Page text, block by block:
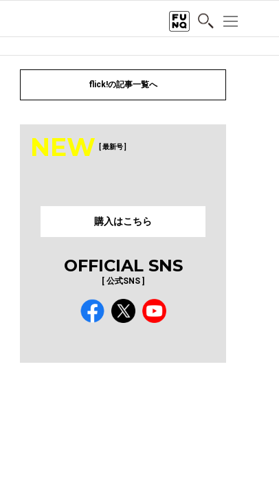
flick!の記事一覧へ
NEW [ 最新号 ]
購入はこちら
OFFICIAL SNS
[ 公式SNS ]